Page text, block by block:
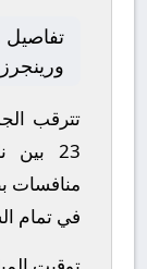
تفاصيل
ورينجرز
23
منافسات
في تمام الساعة 19:45